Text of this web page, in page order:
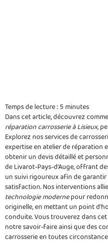
Temps de lecture : 5 minutes
Dans cet article, découvrez
réparation carrosserie à Lisieux,
Explorez nos services de
expertise en atelier de réparation
obtenir un devis détaillé et
de Livarot-Pays-d'Auge, offrant
un suivi rigoureux afin de
satisfaction. Nos interventions
technologie modernepour
originelle, en mettant un point
conduite. Vous trouverez dans
notre savoir-faire ainsi que des
carrosserie en toutes